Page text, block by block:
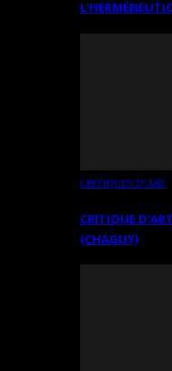
CRITIQUES D’ART
CRITIQUE
(CHAGUY)